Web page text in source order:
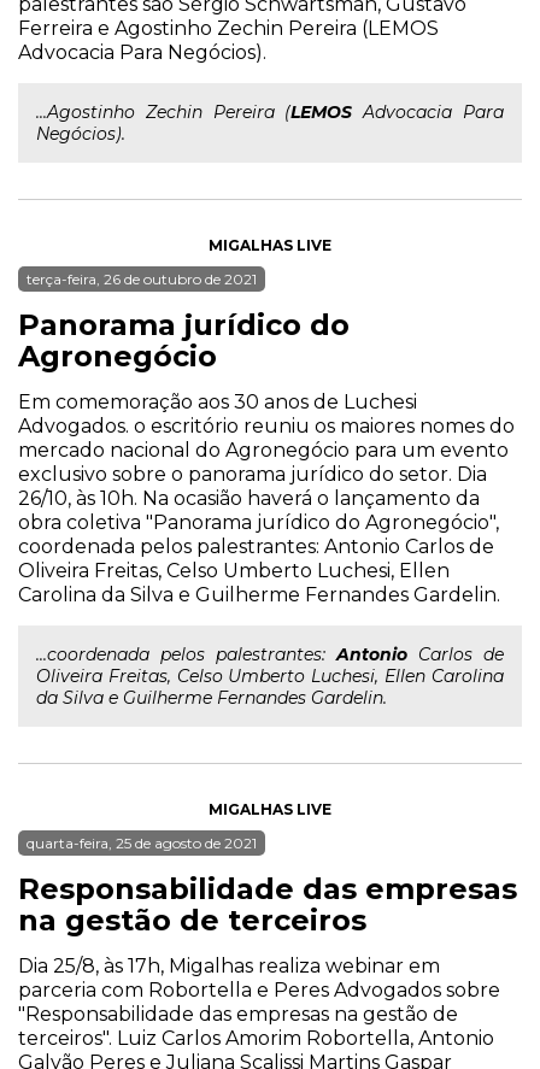
Ferreira e Agostinho Zechin Pereira (LEMOS
Advocacia Para Negócios).
...Agostinho Zechin Pereira (LEMOS Advocacia Para
Negócios).
MIGALHAS LIVE
terça-feira, 26 de outubro de 2021
Panorama jurídico do
Agronegócio
Em comemoração aos 30 anos de Luchesi
Advogados. o escritório reuniu os maiores nomes do
mercado nacional do Agronegócio para um evento
exclusivo sobre o panorama jurídico do setor. Dia
26/10, às 10h. Na ocasião haverá o lançamento da
obra coletiva "Panorama jurídico do Agronegócio",
coordenada pelos palestrantes: Antonio Carlos de
Oliveira Freitas, Celso Umberto Luchesi, Ellen
Carolina da Silva e Guilherme Fernandes Gardelin.
...coordenada pelos palestrantes:Antonio Carlos de
Oliveira Freitas, Celso Umberto Luchesi, Ellen Carolina
da Silva e Guilherme Fernandes Gardelin.
MIGALHAS LIVE
quarta-feira, 25 de agosto de 2021
Responsabilidade das empresas
na gestão de terceiros
Dia 25/8, às 17h, Migalhas realiza webinar em
parceria com Robortella e Peres Advogados sobre
"Responsabilidade das empresas na gestão de
terceiros". Luiz Carlos Amorim Robortella, Antonio
Galvão Peres e Juliana Scalissi Martins Gaspar